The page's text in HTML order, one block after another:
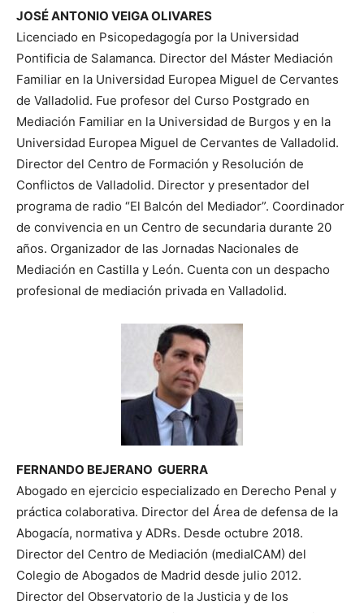
JOSÉ ANTONIO VEIGA OLIVARES
Licenciado en Psicopedagogía por la Universidad
Pontificia de Salamanca. Director del Máster Mediación
Familiar en la Universidad Europea Miguel de Cervantes
de Valladolid. Fue profesor del Curso Postgrado en
Mediación Familiar en la Universidad de Burgos y en la
Universidad Europea Miguel de Cervantes de Valladolid.
Director del Centro de Formación y Resolución de
Conflictos de Valladolid. Director y presentador del
programa de radio “El Balcón del Mediador”. Coordinador
de convivencia en un Centro de secundaria durante 20
años. Organizador de las Jornadas Nacionales de
Mediación en Castilla y León. Cuenta con un despacho
profesional de mediación privada en Valladolid.
FERNANDO BEJERANO GUERRA
Abogado en ejercicio especializado en Derecho Penal y
práctica colaborativa. Director del Área de defensa de la
Abogacía, normativa y ADRs. Desde octubre 2018.
Director del Centro de Mediación (mediaICAM) del
Colegio de Abogados de Madrid desde julio 2012.
Director del Observatorio de la Justicia y de los